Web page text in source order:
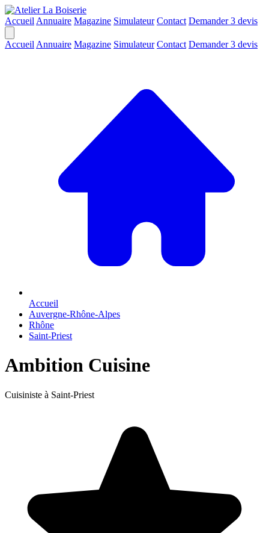
Accueil Annuaire Magazine Simulateur Contact Demander 3 devis
Accueil Annuaire Magazine Simulateur Contact Demander 3 devis
Accueil
Auvergne-Rhône-Alpes
Rhône
Saint-Priest
Ambition Cuisine
Cuisiniste à Saint-Priest